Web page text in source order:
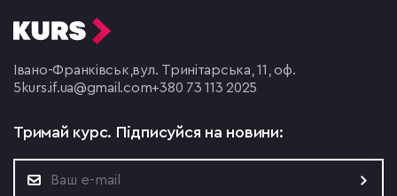
Івано-Франківськ,вул. Тринітарська, 11, оф.
5 kurs.if.ua@gmail.com+380 73 113 2025
Тримай курс. Підписуйся на новини: